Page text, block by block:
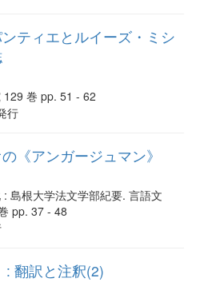
ティエとルイーズ・ミシ
129 巻 pp. 51 - 62
行
《アンガージュマン》
島根大学法文学部紀要. 言語文
pp. 37 - 48
: 翻訳と注釈(2)